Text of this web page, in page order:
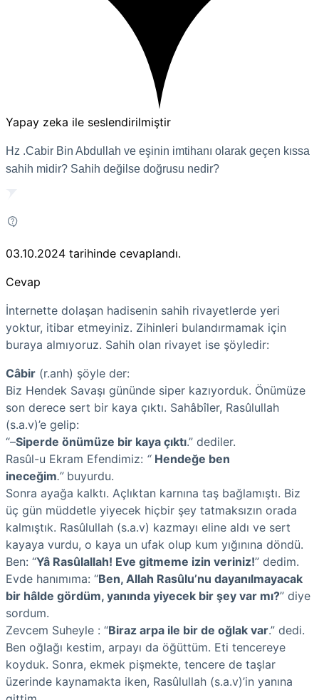
Yapay zeka ile seslendirilmiştir
Hz .Cabir Bin Abdullah ve eşinin imtihanı olarak geçen kıssa
sahih midir? Sahih değilse doğrusu nedir?
03.10.2024 tarihinde cevaplandı.
Cevap
İnternette dolaşan hadisenin sahih rivayetlerde yeri
yoktur, itibar etmeyiniz. Zihinleri bulandırmamak için
buraya almıyoruz. Sahih olan rivayet ise şöyledir:
Câbir (r.anh) şöyle der:
Biz Hendek Savaşı gününde siper kazıyorduk. Önümüze
son derece sert bir kaya çıktı. Sahâbîler, Rasûlullah
(s.a.v)’e gelip:
“–Siperde önümüze bir kaya çıktı.” dediler.
Rasûl-u Ekram Efendimiz: “ Hendeğe ben
ineceğim.”buyurdu.
Sonra ayağa kalktı. Açlıktan karnına taş bağlamıştı. Biz
üç gün müddetle yiyecek hiçbir şey tatmaksızın orada
kalmıştık. Rasûlullah (s.a.v) kazmayı eline aldı ve sert
kayaya vurdu, o kaya un ufak olup kum yığınına döndü.
Ben: “Yâ Rasûlallah! Eve gitmeme izin veriniz!” dedim.
Evde hanımıma: “Ben, Allah Rasûlu’nu dayanılmayacak
bir hâlde gördüm, yanında yiyecek bir şey var mı?” diye
sordum.
Zevcem Suheyle : “Biraz arpa ile bir de oğlak var.” dedi.
Ben oğlağı kestim, arpayı da öğüttüm. Eti tencereye
koyduk. Sonra, ekmek pişmekte, tencere de taşlar
üzerinde kaynamakta iken, Rasûlullah (s.a.v)’in yanına